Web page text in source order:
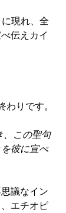
現れ、全
伝えカイ
りです。
、この聖句
彼に宣べ
議なイン
エチオピ